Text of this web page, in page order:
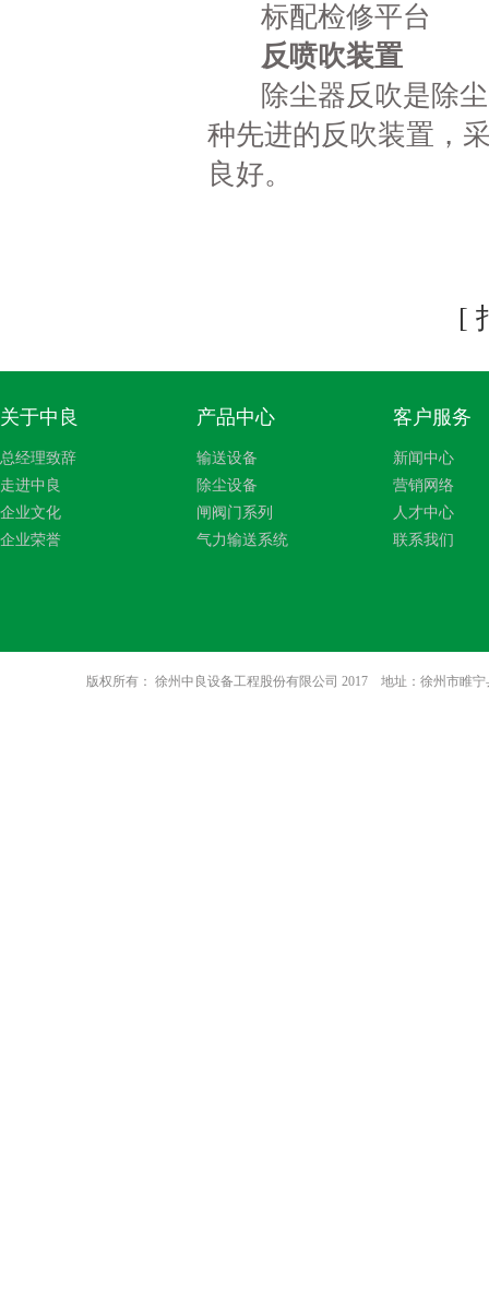
标配检修平台
反喷吹装置
除尘器反吹是除尘
种先进的反吹装置，
良好。
[
关于中良
总经理致辞
走进中良
企业文化
企业荣誉
产品中心
输送设备
除尘设备
闸阀门系列
气力输送系统
客户服务
新闻中心
营销网络
人才中心
联系我们
版权所有： 徐州中良设备工程股份有限公司 2017 地址：徐州市睢